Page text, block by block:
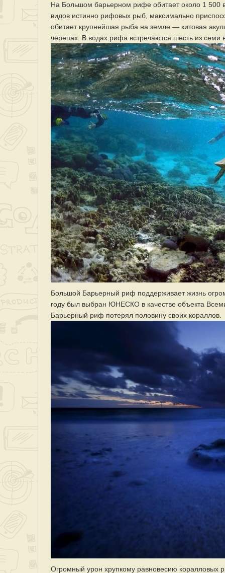
На Большом барьерном рифе обитает около 1 500
видов истинно рифовых рыб, максимально
обитает крупнейшая рыба на земле — китовая
черепах. В водах рифа встречаются шесть из семи
Большой Барьерный риф поддерживает жизнь
году был выбран ЮНЕСКО в качестве объекта
Барьерный риф потерял половину своих кораллов.
Огромный урон хрупкому равновесию коралловых